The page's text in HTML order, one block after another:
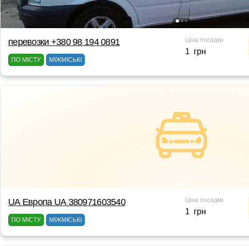
перевозки +380 98 194 0891
ПО МІСТУ МІЖМІСЬКІ
Ціна посадки
1 грн
UА Европа UА 380971603540
ПО МІСТУ МІЖМІСЬКІ
Ціна посадки
1 грн